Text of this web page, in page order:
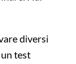
diversi
test